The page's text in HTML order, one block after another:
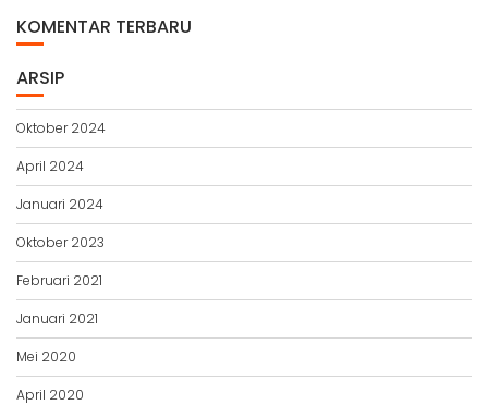
KOMENTAR TERBARU
ARSIP
Oktober 2024
April 2024
Januari 2024
Oktober 2023
Februari 2021
Januari 2021
Mei 2020
April 2020